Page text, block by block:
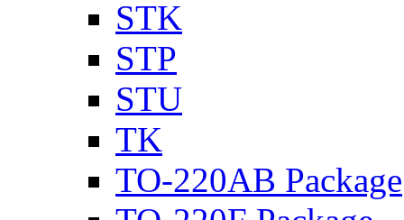
STK
STP
STU
TK
TO-220AB Package